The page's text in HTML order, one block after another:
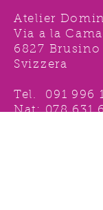
Atelier
Via a la
6827
Svizzera
Tel. 091 996
Nat:078 631